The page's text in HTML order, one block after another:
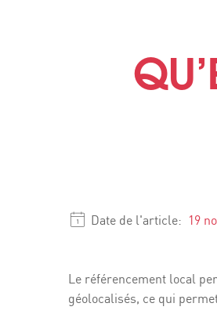
Date de l'article: 19
Le référencement local
géolocalisés, ce qui